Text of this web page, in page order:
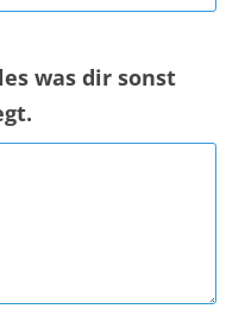
was dir sonst